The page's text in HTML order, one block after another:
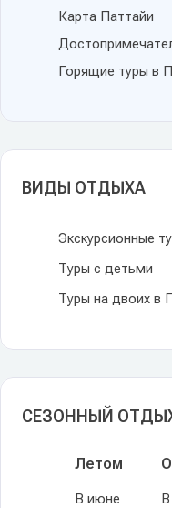
Карта Паттайи
Горящие туры в
ВИДЫ ОТДЫХА
Экскурсионные
Туры с детьми
Туры на двоих в
СЕЗОННЫЙ
Летом
В июне
В